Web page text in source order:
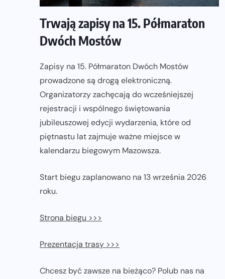
Trwają zapisy na 15. Półmaraton
Dwóch Mostów
Zapisy na 15. Półmaraton Dwóch Mostów
prowadzone są drogą elektroniczną.
Organizatorzy zachęcają do wcześniejszej
rejestracji i wspólnego świętowania
jubileuszowej edycji wydarzenia, które od
piętnastu lat zajmuje ważne miejsce w
kalendarzu biegowym Mazowsza.
Start biegu zaplanowano na 13 września 2026
roku.
Strona biegu >>>
Prezentacja trasy >>>
Chcesz być zawsze na bieżąco? Polub nas na